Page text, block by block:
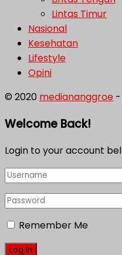
Lintas Timur
Nasional
Kesehatan
Lifestyle
Opini
© 2020 mediananggroe -
Welcome Back!
Login to your account
Remember Me